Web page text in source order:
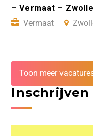
– Vermaat – Zwolle
Vermaat
Toon meer